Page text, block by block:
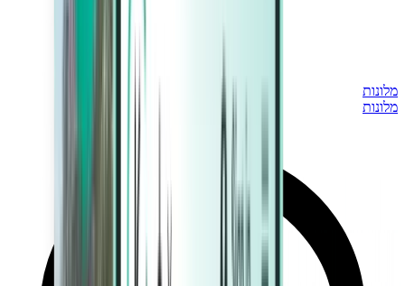
מלונות
מלונות